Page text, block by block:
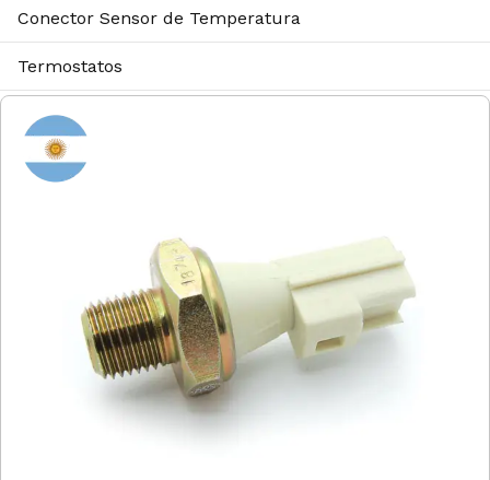
Conector Sensor de Temperatura
Termostatos